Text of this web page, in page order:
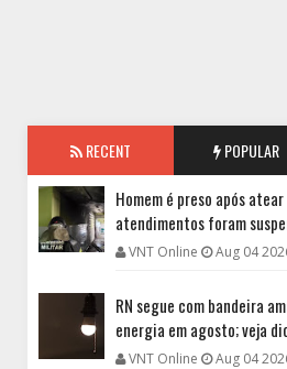
RECENT POPULAR
Homem é preso após
atendimentos foram
VNT Online Aug 04
RN segue com bandeira
energia em agosto; veja
VNT Online Aug 04